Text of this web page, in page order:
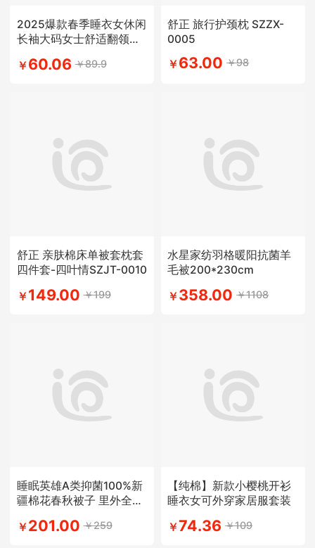
2025爆款春季睡衣女休闲
长袖大码女士舒适翻领学
￥60.06 ￥89.9
舒正 旅行护颈枕 SZZX-
0005
￥63.00 ￥98
舒正 亲肤棉床单被套枕套
四件套-四叶情SZJT-0010
￥149.00 ￥199
水星家纺羽格暖阳抗菌羊
毛被200*230cm
￥358.00 ￥1108
睡眠英雄A类抑菌100%新
疆棉花春秋被子 里外全棉
￥201.00 ￥259
【纯棉】新款小樱桃开衫
睡衣女可外穿家居服套装
￥74.36 ￥109